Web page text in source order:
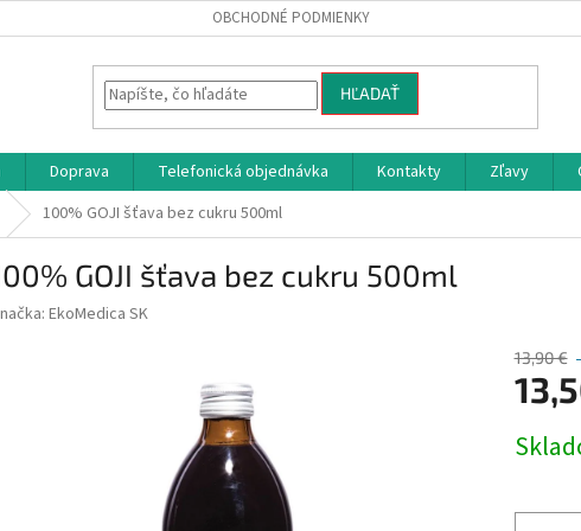
OBCHODNÉ PODMIENKY
HĽADAŤ
Doprava Telefonická objednávka Kontakty Zľavy
100% GOJI šťava bez cukru 500ml
GOJI šťava bez cukru 500ml
EkoMedica SK
13,90 €
cena: